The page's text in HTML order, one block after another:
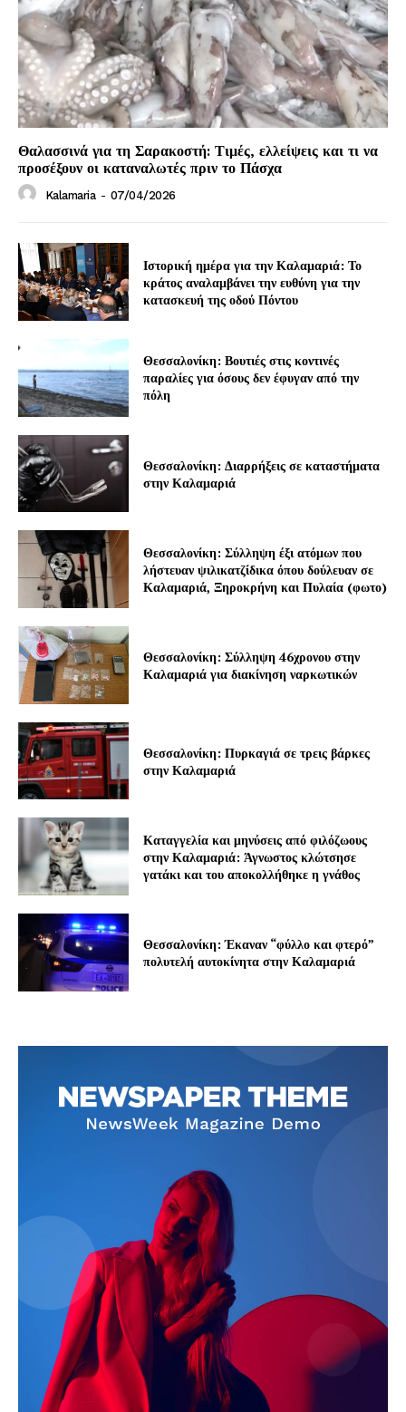
Θαλασσινά για τη Σαρακοστή: Τιμές, ελλείψεις και τι να
προσέξουν οι καταναλωτές πριν το Πάσχα
Kalamaria - 07/04/2026
Ιστορική ημέρα για την Καλαμαριά: Το
κράτος αναλαμβάνει την ευθύνη για την
κατασκευή της οδού Πόντου
Θεσσαλονίκη: Βουτιές στις κοντινές
παραλίες για όσους δεν έφυγαν από την
πόλη
Θεσσαλονίκη: Διαρρήξεις σε καταστήματα
στην Καλαμαριά
Θεσσαλονίκη: Σύλληψη έξι ατόμων που
λήστευαν ψιλικατζίδικα όπου δούλευαν σε
Καλαμαριά, Ξηροκρήνη και Πυλαία (φωτο)
Θεσσαλονίκη: Σύλληψη 46χρονου στην
Καλαμαριά για διακίνηση ναρκωτικών
Θεσσαλονίκη: Πυρκαγιά σε τρεις βάρκες
στην Καλαμαριά
Καταγγελία και μηνύσεις από φιλόζωους
στην Καλαμαριά: Άγνωστος κλώτσησε
γατάκι και του αποκολλήθηκε η γνάθος
Θεσσαλονίκη: Έκαναν “φύλλο και φτερό”
πολυτελή αυτοκίνητα στην Καλαμαριά